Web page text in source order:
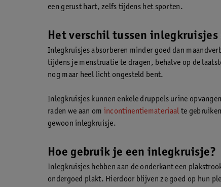
een gerust hart, zelfs tijdens het sporten.
Het verschil tussen inlegkruisjes
Inlegkruisjes absorberen minder goed dan
tijdens je menstruatie te dragen, behalve op de
nog maar heel licht ongesteld bent.
Inlegkruisjes kunnen enkele druppels urine
raden we aan om incontinentiemateriaal te
gewoon inlegkruisje.
Hoe gebruik je een inlegkruisje?
Inlegkruisjes hebben aan de onderkant een
ondergoed plakt. Hierdoor blijven ze goed op hun